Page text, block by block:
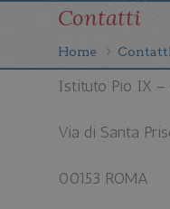
Contatti
Home Contatti
Istituto Pio IX –
Via di Santa
00153 ROMA